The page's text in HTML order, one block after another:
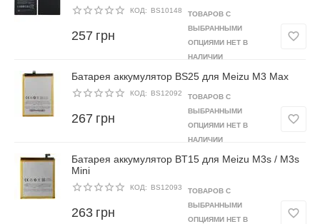
КОД: BS10148
257 грн
ТОВАРОВ С
ВЫБРАННЫМИ
ОПЦИЯМИ НЕТ В
НАЛИЧИИ
Батарея аккумулятор BS25 для Meizu M3 Max
КОД: BS12092
267 грн
ТОВАРОВ С
ВЫБРАННЫМИ
ОПЦИЯМИ НЕТ В
НАЛИЧИИ
Батарея аккумулятор BT15 для Meizu M3s / M3s
Mini
КОД: BS12093
263 грн
ТОВАРОВ С
ВЫБРАННЫМИ
ОПЦИЯМИ НЕТ В